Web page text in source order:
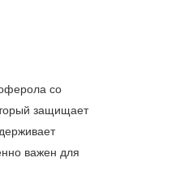
со
защищает
важен для